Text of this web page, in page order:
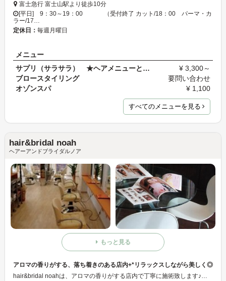
富士急行 富士山駅より徒歩10分
[平日] 9：30～19：00 （受付終了 カット/18：00 パーマ・カ
ラー/17…
定休日： 毎週月曜日
メニュー
サプリ（サラサラ） ★ヘアメニューとセットの場合
¥ 3,300～
ブロースタイリング
要問い合わせ
オゾンスパ
¥ 1,100
すべてのメニューを見る
hair&bridal noah
ヘアーアンドブライダルノア
もっと見る
アロマの香りがする、落ち着きのある店内+*リラックスしながら美しく◎
hair&bridal noahは、アロマの香りがする店内で丁寧に施術致します♪陽だまりのように暖かい店内で、ゆっくりリラックスしながらキレイになって下さい！お子様のカットも承りますので、ご家族でも◎